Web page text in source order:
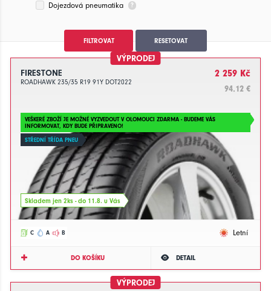
Dojezdová pneumatika
FILTROVAT RESETOVAT
VÝPRODEJ
FIRESTONE
ROADHAWK 235/35 R19 91Y DOT2022
2 259 Kč
94.12 €
VEŠKERÉ ZBOŽÍ JE MOŽNÉ VYZVEDOUT V OLOMOUCI ZDARMA - BUDEME VÁS
INFORMOVAT, KDY BUDE PŘIPRAVENO!
STŘEDNÍ TŘÍDA PNEU
Skladem jen 2ks - do 11.8. u Vás
C A B Letní
DO KOŠÍKU DETAIL
VÝPRODEJ